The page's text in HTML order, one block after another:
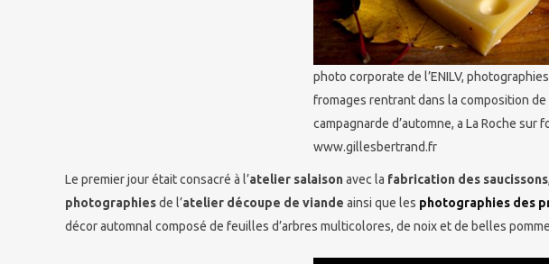
photo corporate de l’ENILV,
fromages rentrant dans la composition
campagnarde d’automne, a La Roche sur
www.gillesbertrand.fr
Le premier jour était consacré à l’atelier salaison avec la fabrication des saucissons
photographiesde l’atelier découpe de viande ainsi que les photographies des
décor automnal composé de feuilles d’arbres multicolores, de noix et de belles